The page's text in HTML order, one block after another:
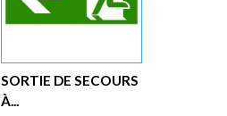
SORTIE DE SECOURS
À...